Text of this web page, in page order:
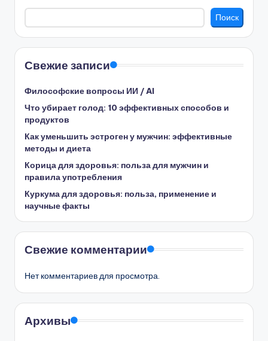
Поиск
Свежие записи
Философские вопросы ИИ / AI
Что убирает голод: 10 эффективных способов и
продуктов
Как уменьшить эстроген у мужчин: эффективные
методы и диета
Корица для здоровья: польза для мужчин и
правила употребления
Куркума для здоровья: польза, применение и
научные факты
Свежие комментарии
Нет комментариев для просмотра.
Архивы